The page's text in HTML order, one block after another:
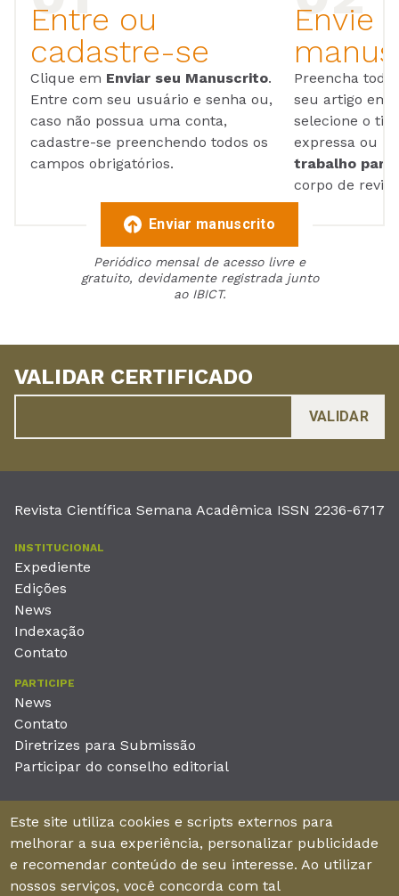
Entre ou
cadastre-se
Clique em Enviar seu Manuscrito.
Entre com seu usuário e senha ou,
caso não possua uma conta,
cadastre-se preenchendo todos os
campos obrigatórios.
Envie
Preencha
seu artigo em
selecione o
expressa ou
trabalho para
corpo de
Enviar manuscrito
Periódico mensal de acesso livre e
gratuito, devidamente registrada junto
ao IBICT.
VALIDAR CERTIFICADO
Revista Científica Semana Acadêmica ISSN 2236-6717
INSTITUCIONAL
Expediente
Edições
News
Indexação
Contato
PARTICIPE
News
Contato
Diretrizes para Submissão
Participar do conselho editorial
Unieducar Inteligência Educacional Ltda
CNPJ: 05.569.970/0001-26
Av. Desembargador Moreira, No. 2001 – 11º andar - Bairro
Aldeota
Este site utiliza cookies e scripts externos para
melhorar a sua experiência, personalizar publicidade
e recomendar conteúdo de seu interesse. Ao utilizar
nossos serviços, você concorda com tal